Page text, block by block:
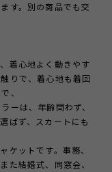
す。別の商品でも交
着心地よく動きやす
りで、着心地も着回
、
ーは、年齢問わず、
ばず、スカートにも
ケットです。事務、
た結婚式、同窓会、